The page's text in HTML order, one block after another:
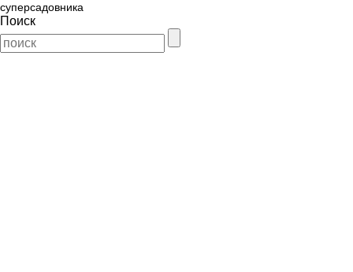
суперсадовника
Поиск